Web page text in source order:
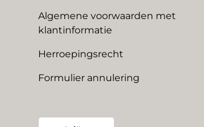
Algemene voorwaarden met
klantinformatie
Herroepingsrecht
Formulier annulering